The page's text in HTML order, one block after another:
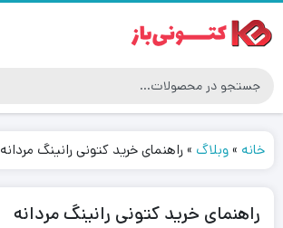
خانه »وبلاگ »راهنمای خرید کتونی رانینگ مردانه
راهنمای خرید کتونی رانینگ مردانه